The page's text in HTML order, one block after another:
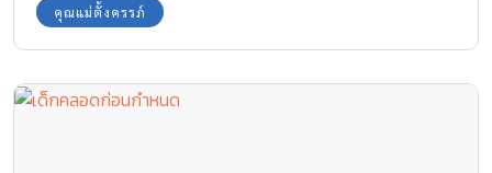
คุณแม่ตั้งครรภ์